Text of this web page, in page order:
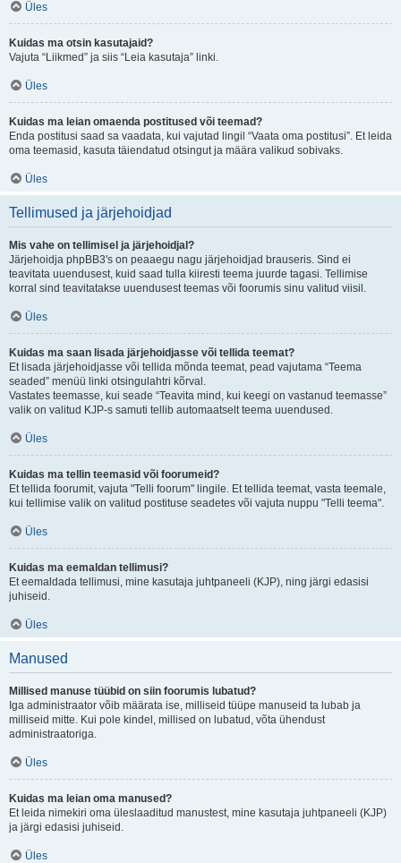
Üles
Kuidas ma otsin kasutajaid?
Vajuta “Liikmed” ja siis “Leia kasutaja” linki.
Üles
Kuidas ma leian omaenda postitused või teemad?
Enda postitusi saad sa vaadata, kui vajutad lingil “Vaata oma postitusi”. Et leida
oma teemasid, kasuta täiendatud otsingut ja määra valikud sobivaks.
Üles
Tellimused ja järjehoidjad
Mis vahe on tellimisel ja järjehoidjal?
Järjehoidja phpBB3's on peaaegu nagu järjehoidjad brauseris. Sind ei
teavitata uuendusest, kuid saad tulla kiiresti teema juurde tagasi. Tellimise
korral sind teavitatakse uuendusest teemas või foorumis sinu valitud viisil.
Üles
Kuidas ma saan lisada järjehoidjasse või tellida teemat?
Et lisada järjehoidjasse või tellida mõnda teemat, pead vajutama “Teema
seaded” menüü linki otsingulahtri kõrval.
Vastates teemasse, kui seade “Teavita mind, kui keegi on vastanud teemasse”
valik on valitud KJP-s samuti tellib automaatselt teema uuendused.
Üles
Kuidas ma tellin teemasid või foorumeid?
Et tellida foorumit, vajuta "Telli foorum" lingile. Et tellida teemat, vasta teemale,
kui tellimise valik on valitud postituse seadetes või vajuta nuppu "Telli teema".
Üles
Kuidas ma eemaldan tellimusi?
Et eemaldada tellimusi, mine kasutaja juhtpaneeli (KJP), ning järgi edasisi
juhiseid.
Üles
Manused
Millised manuse tüübid on siin foorumis lubatud?
Iga administraator võib määrata ise, milliseid tüüpe manuseid ta lubab ja
milliseid mitte. Kui pole kindel, millised on lubatud, võta ühendust
administraatoriga.
Üles
Kuidas ma leian oma manused?
Et leida nimekiri oma üleslaaditud manustest, mine kasutaja juhtpaneeli (KJP)
ja järgi edasisi juhiseid.
Üles